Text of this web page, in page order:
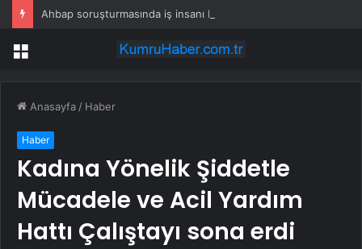
Menü
Anasayfa / Haber
Haber
Kadına Yönelik Şiddetle
Mücadele ve Acil Yardım
Hattı Çalıştayı sona erdi